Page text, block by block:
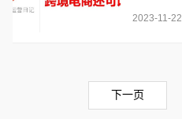
2023-11-22
下一页